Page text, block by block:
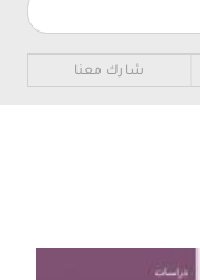
شارك معنا